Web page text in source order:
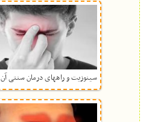
سینوزیت و راههای درمان سنتی آن